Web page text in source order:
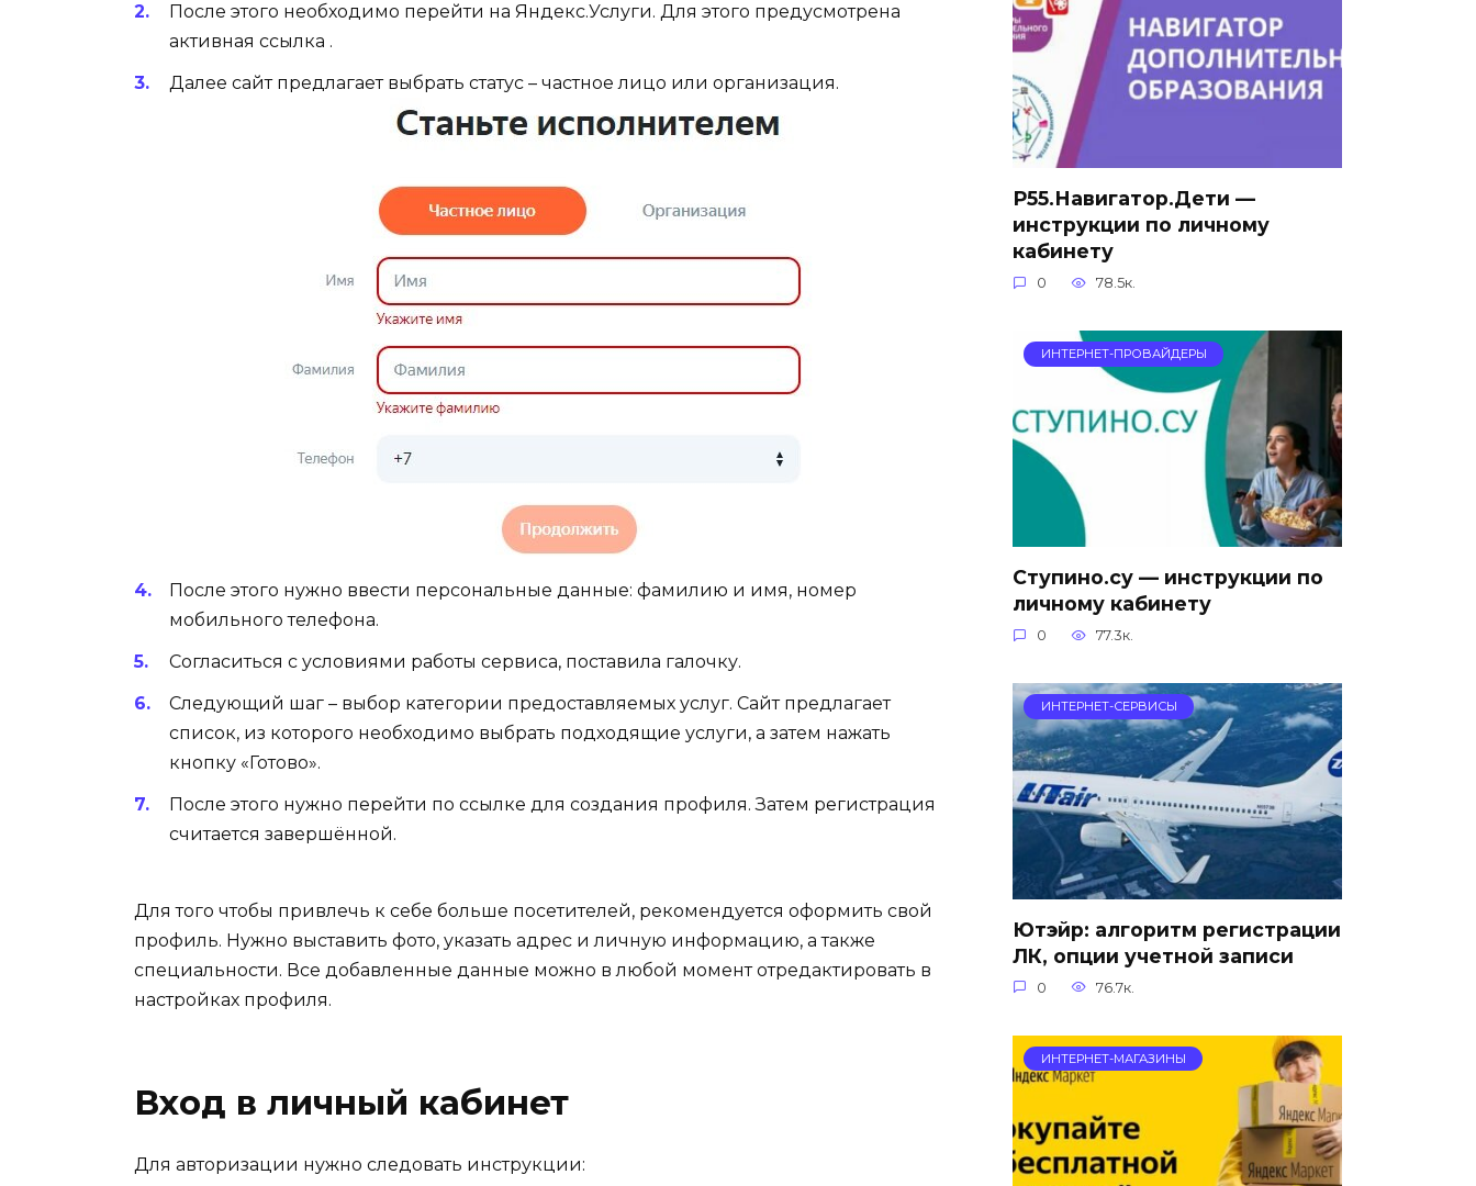
После этого необходимо перейти на Яндекс.Услуги. Для этого предусмотрена
активная ссылка .
Далее сайт предлагает выбрать статус – частное лицо или организация.
После этого нужно ввести персональные данные: фамилию и имя, номер
мобильного телефона.
Согласиться с условиями работы сервиса, поставила галочку.
Следующий шаг – выбор категории предоставляемых услуг. Сайт предлагает
список, из которого необходимо выбрать подходящие услуги, а затем нажать
кнопку «Готово».
После этого нужно перейти по ссылке для создания профиля. Затем регистрация
считается завершённой.
Для того чтобы привлечь к себе больше посетителей, рекомендуется оформить свой
профиль. Нужно выставить фото, указать адрес и личную информацию, а также
специальности. Все добавленные данные можно в любой момент отредактировать в
настройках профиля.
Вход в личный кабинет
Для авторизации нужно следовать инструкции:
Р55.Навигатор.Дети —
инструкции по личному
кабинету
0 78.5к.
ИНТЕРНЕТ-ПРОВАЙДЕРЫ
Ступино.су — инструкции по
личному кабинету
0 77.3к.
ИНТЕРНЕТ-СЕРВИСЫ
Ютэйр: алгоритм регистрации
ЛК, опции учетной записи
0 76.7к.
ИНТЕРНЕТ-МАГАЗИНЫ